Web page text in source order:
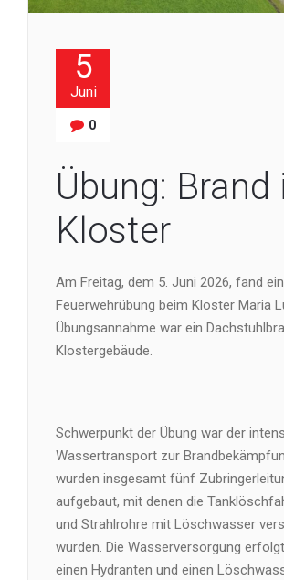
5
Juni
0
Übung: Brand
Kloster
Am Freitag, dem 5. Juni 2026, fand
Feuerwehrübung beim Kloster Maria
Übungsannahme war ein
Klostergebäude.
Schwerpunkt der Übung war der
Wassertransport zur
wurden insgesamt fünf
aufgebaut, mit denen die
und Strahlrohre mit Löschwasser
wurden. Die Wasserversorgung
einen Hydranten und einen